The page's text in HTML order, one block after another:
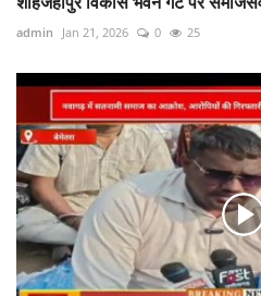
admin Jan 21, 2026 0 25